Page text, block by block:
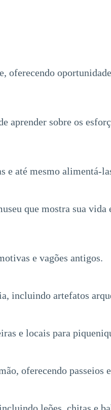
sobre os
e até mesmo alimentá-
que mostra sua
e vagões antigos.
incluindo artefatos
e locais para
oferecendo passeios